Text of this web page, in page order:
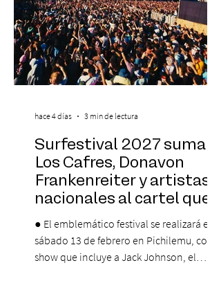
Surfestival 2027 suma a
Los Cafres, Donavon
Frankenreiter y artistas
nacionales al cartel que
encabeza Jack Johnson
● El emblemático festival se realizará el
sábado 13 de febrero en Pichilemu, con un
show que incluye a Jack Johnson, el
hace 4 días 3 min de lectura